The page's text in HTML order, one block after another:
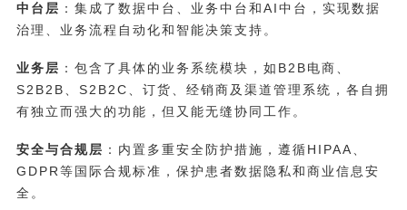
中台层 ：集成了数据中台、业务中台和AI中台，实现数据
治理、业务流程自动化和智能决策支持。
业务层 ：包含了具体的业务系统模块，如B2B电商、
S2B2B、S2B2C、订货、经销商及渠道管理系统，各自拥
有独立而强大的功能，但又能无缝协同工作。
安全与合规层 ：内置多重安全防护措施，遵循HIPAA、
GDPR等国际合规标准，保护患者数据隐私和商业信息安
全。